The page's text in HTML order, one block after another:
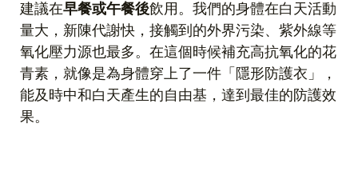
建議在早餐或午餐後飲用。我們的身體在白天活動
量大，新陳代謝快，接觸到的外界污染、紫外線等
氧化壓力源也最多。在這個時候補充高抗氧化的花
青素，就像是為身體穿上了一件「隱形防護衣」，
能及時中和白天產生的自由基，達到最佳的防護效
果。